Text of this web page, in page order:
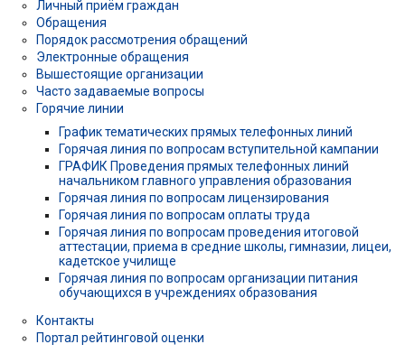
Личный приём граждан
Обращения
Порядок рассмотрения обращений
Электронные обращения
Вышестоящие организации
Часто задаваемые вопросы
Горячие линии
График тематических прямых телефонных линий
Горячая линия по вопросам вступительной кампании
ГРАФИК Проведения прямых телефонных линий
начальником главного управления образования
Горячая линия по вопросам лицензирования
Горячая линия по вопросам оплаты труда
Горячая линия по вопросам проведения итоговой
аттестации, приема в средние школы, гимназии, лицеи,
кадетское училище
Горячая линия по вопросам организации питания
обучающихся в учреждениях образования
Контакты
Портал рейтинговой оценки